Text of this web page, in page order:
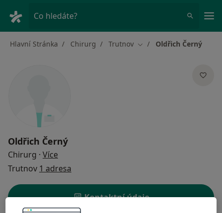
Co hledáte?
Hlavní Stránka Chirurg Trutnov Změna města
Oldřich Černý
Oldřich Černý
Chirurg · Více
Trutnov 1 adresa
Kontaktní údaje